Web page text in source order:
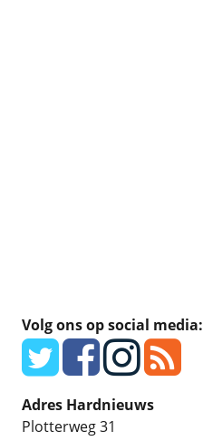
Volg ons op social media:
Adres Hardnieuws
Plotterweg 31